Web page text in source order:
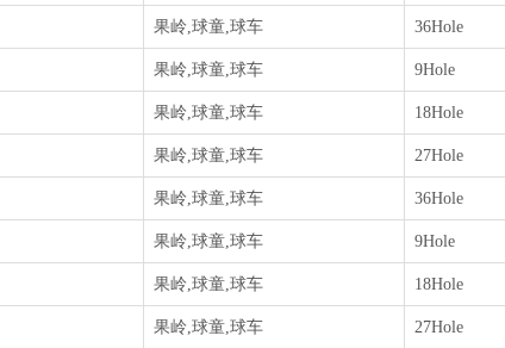
果岭,球童,球车 36Hole
果岭,球童,球车 9Hole
果岭,球童,球车 18Hole
果岭,球童,球车 27Hole
果岭,球童,球车 36Hole
果岭,球童,球车 9Hole
果岭,球童,球车 18Hole
果岭,球童,球车 27Hole